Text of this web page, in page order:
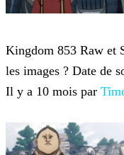
Kingdom 853 Raw et
les images ? Date de
Il y a 10 mois par